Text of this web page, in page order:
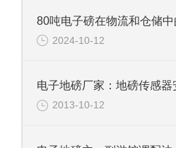
80吨电子磅在物流和仓储中
2024-10-12
2013-10-12